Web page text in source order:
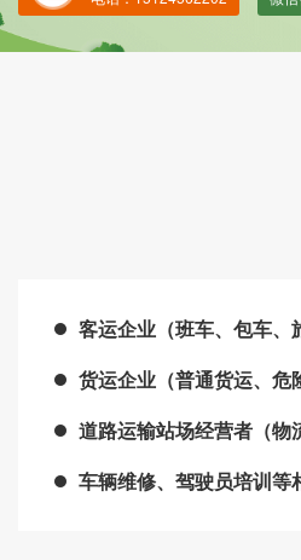
客运企业（班车、包车、
货运企业（普通货运、危
道路运输站场经营者（物
车辆维修、驾驶员培训等